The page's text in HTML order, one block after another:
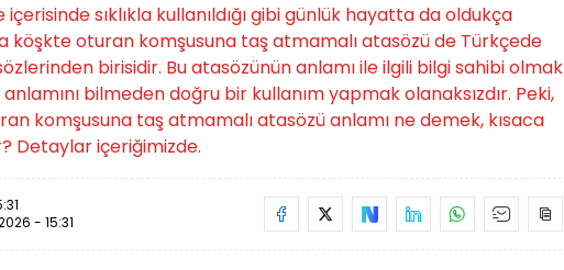
sıklıkla kullanıldığı gibi günlük hayatta da oldukça
köşkte oturan komşusuna taş atmamalı atasözü de Türkçede
birisidir. Bu atasözünün anlamı ile ilgili bilgi sahibi olmak
bilmeden doğru bir kullanım yapmak olanaksızdır. Peki,
komşusuna taş atmamalı atasözü anlamı ne demek, kısaca
Detaylar içeriğimizde.
- 15:31